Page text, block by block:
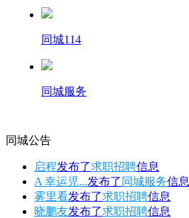
同城114
同城服务
同城公告
启程发布了求职招聘信息
A 幸运児...发布了 同城服务信息
雾里看发布了求职招聘信息
晓鹏友发布了求职招聘信息